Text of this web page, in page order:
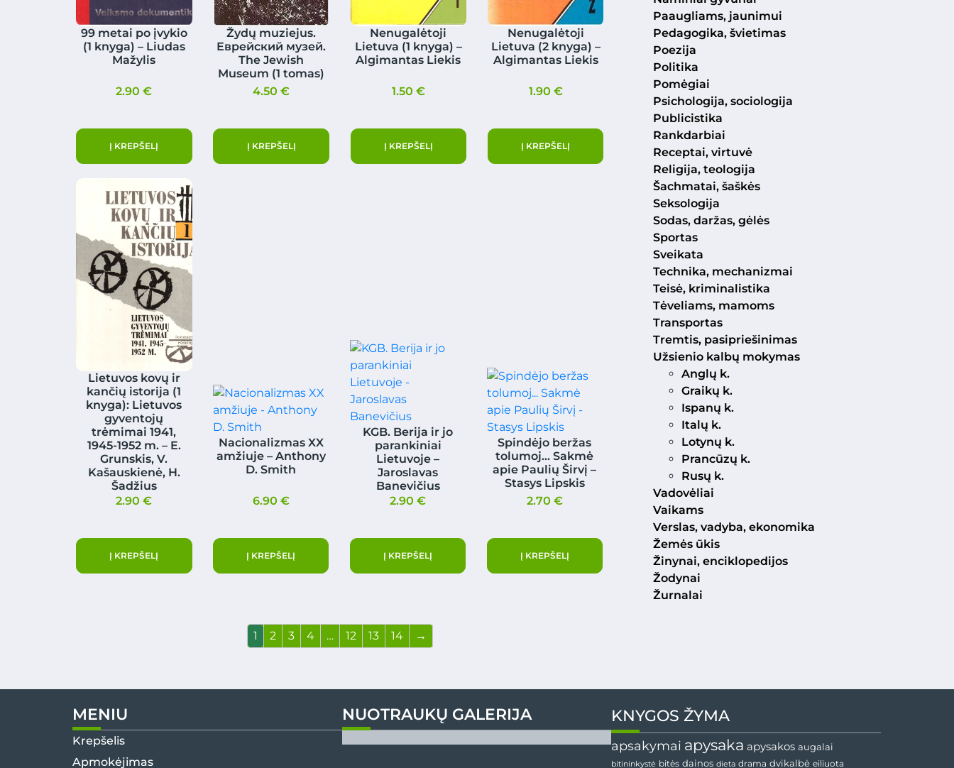
99 metai po įvykio
(1 knyga) – ​Liudas
Mažylis
2.90€
Į KREPŠELĮ
Žydų muziejus.
Еврейский музей.
The Jewish
Museum (1 tomas)
4.50€
Į KREPŠELĮ
Nenugalėtoji
Lietuva (1 knyga) –
Algimantas Liekis
1.50 €
Į KREPŠELĮ
Nenugalėtoji
Lietuva (2 knyga) –
Algimantas Liekis
1.90 €
Į KREPŠELĮ
Lietuvos kovų ir
kančių istorija (1
knyga): Lietuvos
gyventojų
trėmimai 1941,
1945-1952 m. – E.
Grunskis, V.
Kašauskienė, H.
Šadžius
2.90€
Į KREPŠELĮ
Nacionalizmas XX
amžiuje – Anthony
D. Smith
6.90 €
Į KREPŠELĮ
KGB. Berija ir jo
parankiniai
Lietuvoje –
Jaroslavas
Banevičius
2.90€
Į KREPŠELĮ
Spindėjo beržas
tolumoj… Sakmė
apie Paulių Širvį –
Stasys Lipskis
2.70 €
Į KREPŠELĮ
1 2 3 4 … 12 13 14 →
Paaugliams, jaunimui
Pedagogika, švietimas
Poezija
Politika
Pomėgiai
Psichologija, sociologija
Publicistika
Rankdarbiai
Receptai, virtuvė
Religija, teologija
Šachmatai, šaškės
Seksologija
Sodas, daržas, gėlės
Sportas
Sveikata
Technika, mechanizmai
Teisė, kriminalistika
Tėveliams, mamoms
Transportas
Tremtis, pasipriešinimas
Užsienio kalbų mokymas
Anglų k.
Graikų k.
Ispanų k.
Italų k.
Lotynų k.
Prancūzų k.
Rusų k.
Vadovėliai
Vaikams
Verslas, vadyba, ekonomika
Žemės ūkis
Žinynai, enciklopedijos
Žodynai
Žurnalai
MENIU
Krepšelis
Apmokėjimas
NUOTRAUKŲ GALERIJA KNYGOS ŽYMA
apsakymai apysaka apysakos augalai
bitininkystė bitės dainos dieta drama dvikalbė eiliuota